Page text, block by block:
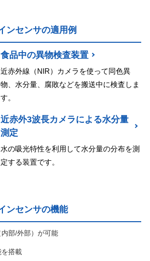
ンセンサの適用例
食品中の異物検査装置
近赤外線（NIR）カメラを使って同色異
物、水分量、腐敗などを搬送中に検査しま
す。
近赤外3波長カメラによる水分量
測定
水の吸光特性を利用して水分量の分布を測
定する装置です。
ンセンサの機能
部/外部）が可能
搭載